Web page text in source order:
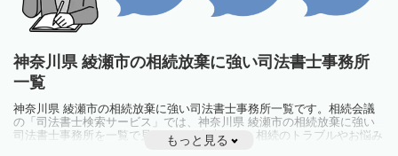
神奈川県 綾瀬市の相続放棄に強い司法書士事務所
一覧
神奈川県 綾瀬市の相続放棄に強い司法書士事務所一覧です。相続会議
の「司法書士検索サービス」では、神奈川県 綾瀬市の相続放棄に強い
司法書士事務所を一覧で見ることが出来ます。相続のトラブルやお悩み
を抱えている方は一度近隣の司法書士に相談してみましょう。
もっと見る